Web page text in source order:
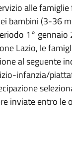
alle
bambini (3-36
1°
Lazio, le
al seguente
infanzia/
inviate entro